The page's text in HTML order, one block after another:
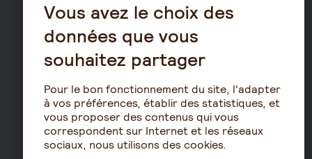
Le fonctionnement de
la retraite
Les démarches de départ
à la retraite
Le calcul de la retraite
Les déclarations sociales
pour les entreprises
Assurances de biens
Vous avez le choix des
données que vous
souhaitez partager
Pour le bon fonctionnement du site, l'adapter
à vos préférences, établir des statistiques, et
vous proposer des contenus qui vous
correspondent sur Internet et les réseaux
sociaux, nous utilisons des cookies.